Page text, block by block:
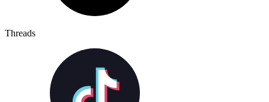
Threads